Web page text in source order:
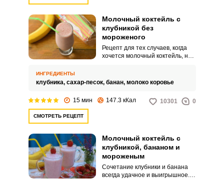
Молочный коктейль с
клубникой без
мороженого
Рецепт для тех случаев, когда
хочется молочный коктейль, но
причинам нельзя. Например,
приготовить для детского
праздничного стола в холодное
ИНГРЕДИЕНТЫ
клубника, сахар-песок, банан, молоко коровье
15 мин 147.3 кКал 10301 0
СМОТРЕТЬ РЕЦЕПТ
Молочный коктейль с
клубникой, бананом и
мороженым
Сочетание клубники и банана
всегда удачное и выигрышное.